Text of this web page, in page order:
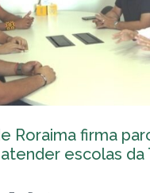
Roraima firma
atender escolas da